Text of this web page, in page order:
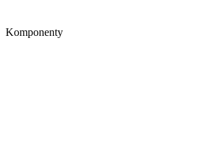
Komponenty